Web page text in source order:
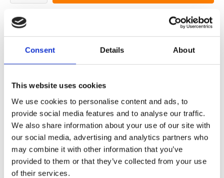
Consent Details About
This website uses cookies
We use cookies to personalise content and ads, to
provide social media features and to analyse our traffic.
We also share information about your use of our site with
our social media, advertising and analytics partners who
may combine it with other information that you’ve
provided to them or that they’ve collected from your use
of their services.
Chcemy ułatwić ci życie zawodowe
Szybka dostawa
Modele 3D CAD
Usługi inżynieryjne
pośpiechu). Potrzebujesz go szybciej? Daj nam znać!
Żądanie części OE
Download PDF
Odpornosc chemiczna